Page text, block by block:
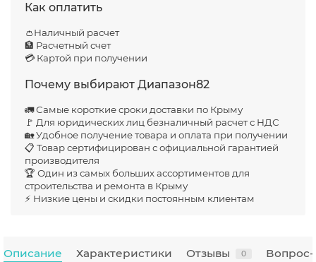
Как оплатить
👛Наличный расчет
🏦 Расчетный счет
💳 Картой при получении
Почему выбирают Диапазон82
🚛 Самые короткие сроки доставки по Крыму
🚩 Для юридических лиц безналичный расчет с НДС
🏡 Удобное получение товара и оплата при получении
📋 Товар сертифицирован с официальной гарантией
производителя
🏆 Один из самых больших ассортиментов для
строительства и ремонта в Крыму
⚡ Низкие цены и скидки постоянным клиентам
Описание Характеристики Отзывы 0 Вопрос-